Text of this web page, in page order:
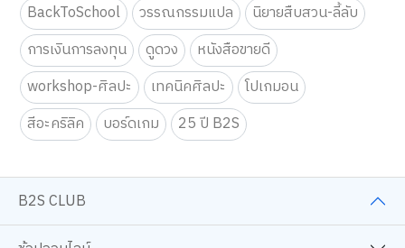
BackToSchool
วรรณกรรมแปล
นิยายสืบสวน-ลี้ลับ
การเงินการลงทุน
ดูดวง
หนังสือขายดี
workshop-ศิลปะ
เทคนิคศิลปะ
โปเกมอน
สีอะคริลิค
บอร์ดเกม 25 ปี B2S
B2S CLUB